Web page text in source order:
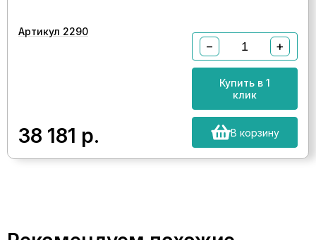
Артикул 2290
38 181 р.
− +
Купить в 1
клик
В корзину